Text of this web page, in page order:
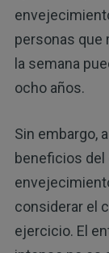
personas que
la semana
ocho años.
Sin embargo,
beneficios del
considerar el
ejercicio. El